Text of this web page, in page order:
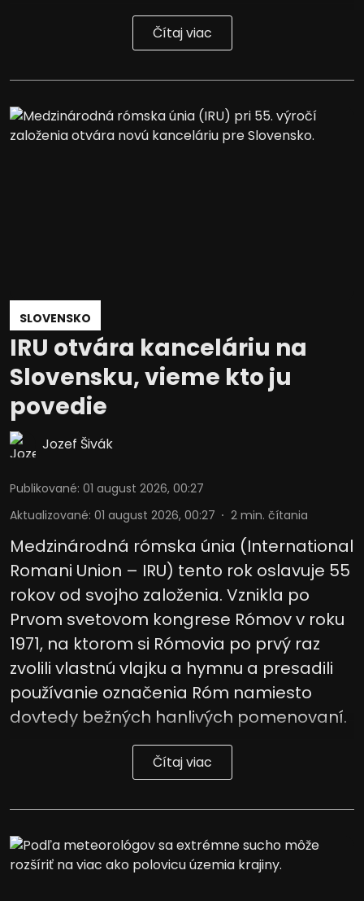
Čítaj viac
SLOVENSKO
IRU otvára kanceláriu na
Slovensku, vieme kto ju
povedie
Jozef Šivák
Publikované: 01 august 2026, 00:27
Aktualizované: 01 august 2026, 00:27 2 min. čítania
Medzinárodná rómska únia (International
Romani Union – IRU) tento rok oslavuje 55
rokov od svojho založenia. Vznikla po
Prvom svetovom kongrese Rómov v roku
1971, na ktorom si Rómovia po prvý raz
zvolili vlastnú vlajku a hymnu a presadili
používanie označenia Róm namiesto
dovtedy bežných hanlivých pomenovaní.
Čítaj viac